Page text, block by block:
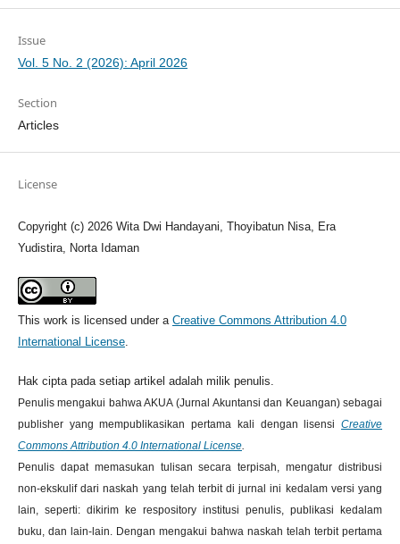
Issue
Vol. 5 No. 2 (2026): April 2026
Section
Articles
License
Copyright (c) 2026 Wita Dwi Handayani, Thoyibatun Nisa, Era
Yudistira, Norta Idaman
This work is licensed under a Creative Commons Attribution 4.0
International License.
Hak cipta pada setiap artikel adalah milik penulis.
Penulis mengakui bahwa AKUA (Jurnal Akuntansi dan Keuangan) sebagai
publisher yang mempublikasikan pertama kali dengan lisensiCreative
Commons Attribution 4.0 International License.
Penulis dapat memasukan tulisan secara terpisah, mengatur distribusi
non-ekskulif dari naskah yang telah terbit di jurnal ini kedalam versi yang
lain, seperti: dikirim ke respository institusi penulis, publikasi kedalam
buku, dan lain-lain. Dengan mengakui bahwa naskah telah terbit pertama